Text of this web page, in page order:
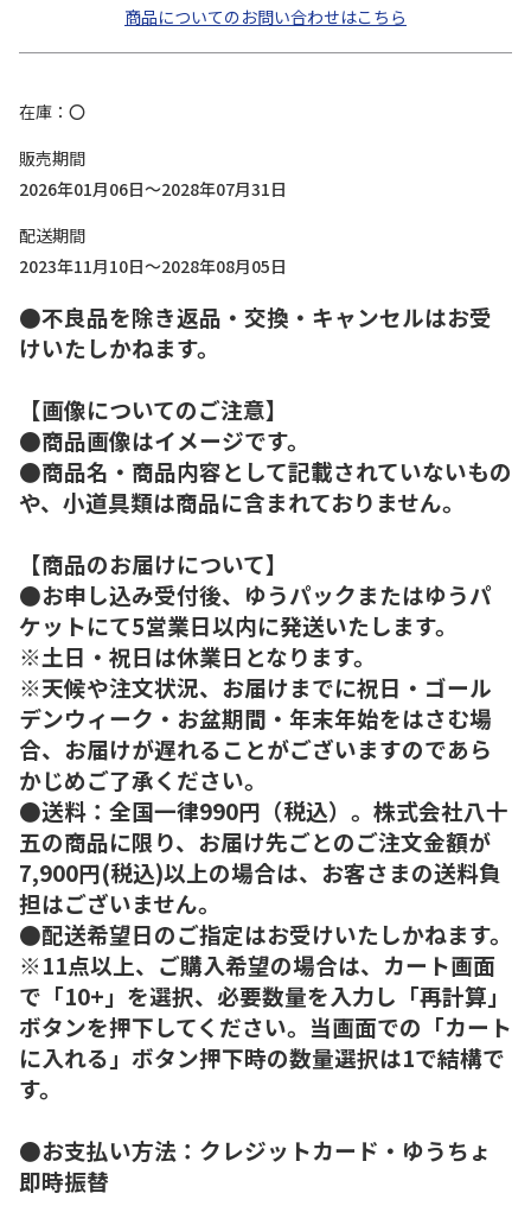
商品についてのお問い合わせはこちら
在庫
〇
販売期間
2026年01月06日～2028年07月31日
配送期間
2023年11月10日～2028年08月05日
●不良品を除き返品・交換・キャンセルはお受
けいたしかねます。
【画像についてのご注意】
●商品画像はイメージです。
●商品名・商品内容として記載されていないもの
や、小道具類は商品に含まれておりません。
【商品のお届けについて】
●お申し込み受付後、ゆうパックまたはゆうパ
ケットにて5営業日以内に発送いたします。
※土日・祝日は休業日となります。
※天候や注文状況、お届けまでに祝日・ゴール
デンウィーク・お盆期間・年末年始をはさむ場
合、お届けが遅れることがございますのであら
かじめご了承ください。
●送料：全国一律990円（税込）。株式会社八十
五の商品に限り、お届け先ごとのご注文金額が
7,900円(税込)以上の場合は、お客さまの送料負
担はございません。
●配送希望日のご指定はお受けいたしかねます。
※11点以上、ご購入希望の場合は、カート画面
で「10+」を選択、必要数量を入力し「再計算」
ボタンを押下してください。当画面での「カート
に入れる」ボタン押下時の数量選択は1で結構で
す。
●お支払い方法：クレジットカード・ゆうちょ
即時振替